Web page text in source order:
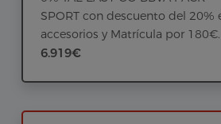
SPORT con descuento del 20%
accesorios y Matrícula por 180€.
6.919€